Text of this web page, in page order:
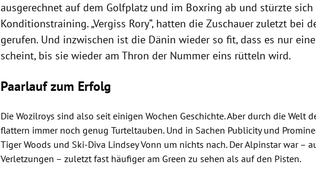
ausgerechnet auf dem Golfplatz und im Boxring ab und stürzte sich
Konditionstraining. „Vergiss Rory“, hatten die Zuschauer zuletzt bei
gerufen. Und inzwischen ist die Dänin wieder so fit, dass es nur
scheint, bis sie wieder am Thron der Nummer eins rütteln wird.
Paarlauf zum Erfolg
Die Wozilroys sind also seit einigen Wochen Geschichte. Aber durch die Welt
flattern immer noch genug Turteltauben. Und in Sachen Publicity und
Tiger Woods und Ski-Diva Lindsey Vonn um nichts nach. Der Alpinstar war –
Verletzungen – zuletzt fast häufiger am Green zu sehen als auf den Pisten.